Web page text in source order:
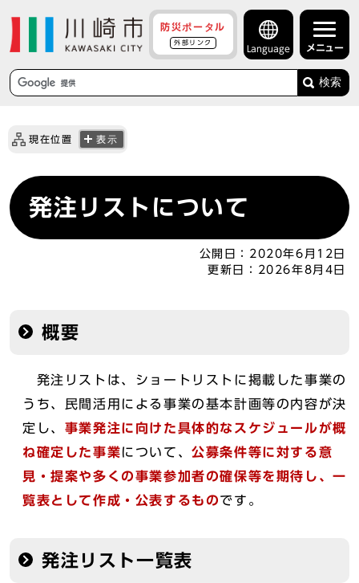
防災ポータル
外部リンク
Language メニュー
検索
現在位置 表示
発注リストについて
公開日： 2020年6月12日
更新日：
2026年8月4日
概要
発注リストは、ショートリストに掲載した事業の
うち、民間活用による事業の基本計画等の内容が決
定し、 事業発注に向けた具体的なスケジュールが概
ね確定した事業について、公募条件等に対する意
見・提案や多くの事業参加者の確保等を期待し、一
覧表として作成・公表するものです。
発注リスト一覧表